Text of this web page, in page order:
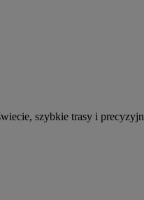
szybkie trasy i